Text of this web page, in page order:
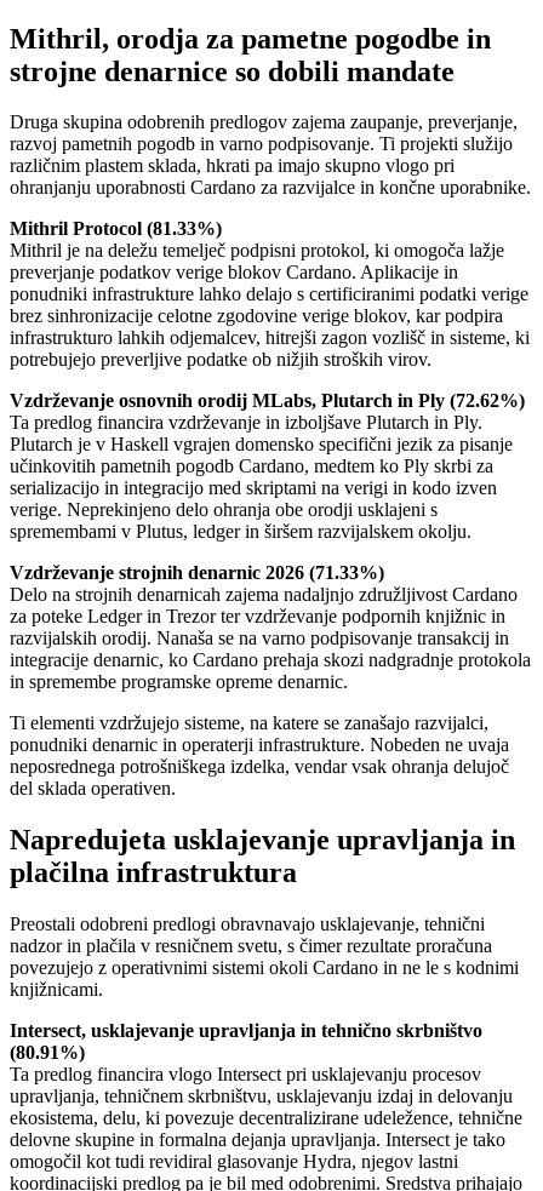
Mithril, orodja za pametne pogodbe in
strojne denarnice so dobili mandate
Druga skupina odobrenih predlogov zajema zaupanje, preverjanje,
razvoj pametnih pogodb in varno podpisovanje. Ti projekti služijo
različnim plastem sklada, hkrati pa imajo skupno vlogo pri
ohranjanju uporabnosti Cardano za razvijalce in končne uporabnike.
Mithril Protocol (81.33%)
Mithril je na deležu temelječ podpisni protokol, ki omogoča lažje
preverjanje podatkov verige blokov Cardano. Aplikacije in
ponudniki infrastrukture lahko delajo s certificiranimi podatki verige
brez sinhronizacije celotne zgodovine verige blokov, kar podpira
infrastrukturo lahkih odjemalcev, hitrejši zagon vozlišč in sisteme, ki
potrebujejo preverljive podatke ob nižjih stroških virov.
Vzdrževanje osnovnih orodij MLabs, Plutarch in Ply (72.62%)
Ta predlog financira vzdrževanje in izboljšave Plutarch in Ply.
Plutarch je v Haskell vgrajen domensko specifični jezik za pisanje
učinkovitih pametnih pogodb Cardano, medtem ko Ply skrbi za
serializacijo in integracijo med skriptami na verigi in kodo izven
verige. Neprekinjeno delo ohranja obe orodji usklajeni s
spremembami v Plutus, ledger in širšem razvijalskem okolju.
Vzdrževanje strojnih denarnic 2026 (71.33%)
Delo na strojnih denarnicah zajema nadaljnjo združljivost Cardano
za poteke Ledger in Trezor ter vzdrževanje podpornih knjižnic in
razvijalskih orodij. Nanaša se na varno podpisovanje transakcij in
integracije denarnic, ko Cardano prehaja skozi nadgradnje protokola
in spremembe programske opreme denarnic.
Ti elementi vzdržujejo sisteme, na katere se zanašajo razvijalci,
ponudniki denarnic in operaterji infrastrukture. Nobeden ne uvaja
neposrednega potrošniškega izdelka, vendar vsak ohranja delujoč
del sklada operativen.
Napredujeta usklajevanje upravljanja in
plačilna infrastruktura
Preostali odobreni predlogi obravnavajo usklajevanje, tehnični
nadzor in plačila v resničnem svetu, s čimer rezultate proračuna
povezujejo z operativnimi sistemi okoli Cardano in ne le s kodnimi
knjižnicami.
Intersect, usklajevanje upravljanja in tehnično skrbništvo
(80.91%)
Ta predlog financira vlogo Intersect pri usklajevanju procesov
upravljanja, tehničnem skrbništvu, usklajevanju izdaj in delovanju
ekosistema, delu, ki povezuje decentralizirane udeležence, tehnične
delovne skupine in formalna dejanja upravljanja. Intersect je tako
omogočil kot tudi revidiral glasovanje Hydra, njegov lastni
koordinacijski predlog pa je bil med odobrenimi. Sredstva prihajajo